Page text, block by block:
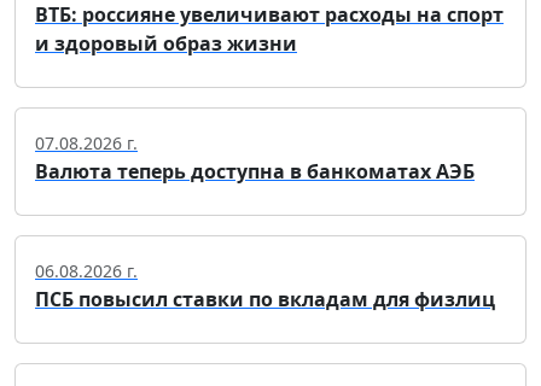
ВТБ: россияне увеличивают расходы на спорт
и здоровый образ жизни
07.08.2026 г.
Валюта теперь доступна в банкоматах АЭБ
06.08.2026 г.
ПСБ повысил ставки по вкладам для физлиц